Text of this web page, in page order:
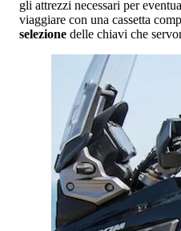
gli attrezzi necessari per
viaggiare con una cassetta
selezione delle chiavi che